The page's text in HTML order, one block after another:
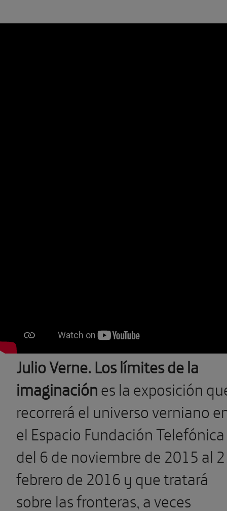
Julio Verne. Los límites de la
imaginaciónes la exposición
recorrerá el universo verniano
el Espacio Fundación Telefónica
del 6 de noviembre de 2015 al
febrero de 2016 y que tratará
sobre las fronteras, a veces